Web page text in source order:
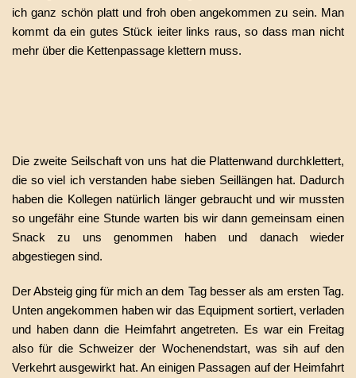
ich ganz schön platt und froh oben angekommen zu sein. Man
kommt da ein gutes Stück ieiter links raus, so dass man nicht
mehr über die Kettenpassage klettern muss.
Die zweite Seilschaft von uns hat die Plattenwand durchklettert,
die so viel ich verstanden habe sieben Seillängen hat. Dadurch
haben die Kollegen natürlich länger gebraucht und wir mussten
so ungefähr eine Stunde warten bis wir dann gemeinsam einen
Snack zu uns genommen haben und danach wieder
abgestiegen sind.
Der Absteig ging für mich an dem Tag besser als am ersten Tag.
Unten angekommen haben wir das Equipment sortiert, verladen
und haben dann die Heimfahrt angetreten. Es war ein Freitag
also für die Schweizer der Wochenendstart, was sih auf den
Verkehrt ausgewirkt hat. An einigen Passagen auf der Heimfahrt